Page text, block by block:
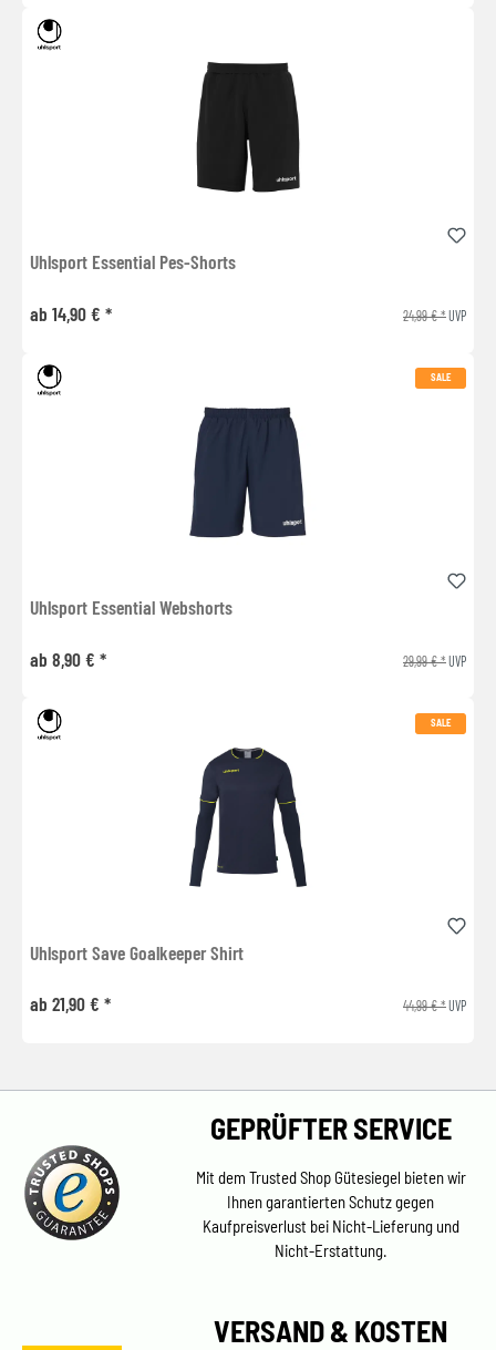
Uhlsport Essential Pes-Shorts
ab 14,90 € * 24,99 € *UVP
SALE
Uhlsport Essential Webshorts
ab 8,90 € * 29,99 € *UVP
SALE
Uhlsport Save Goalkeeper Shirt
ab 21,90 € * 44,99 € *UVP
GEPRÜFTER SERVICE
Mit dem Trusted Shop Gütesiegel bieten wir
Ihnen garantierten Schutz gegen
Kaufpreisverlust bei Nicht-Lieferung und
Nicht-Erstattung.
VERSAND & KOSTEN